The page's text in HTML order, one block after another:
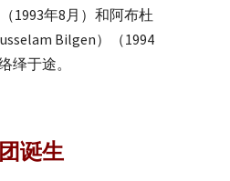
（1993年8月）和阿布杜
Bilgen）（1994
绎于途。
诞生